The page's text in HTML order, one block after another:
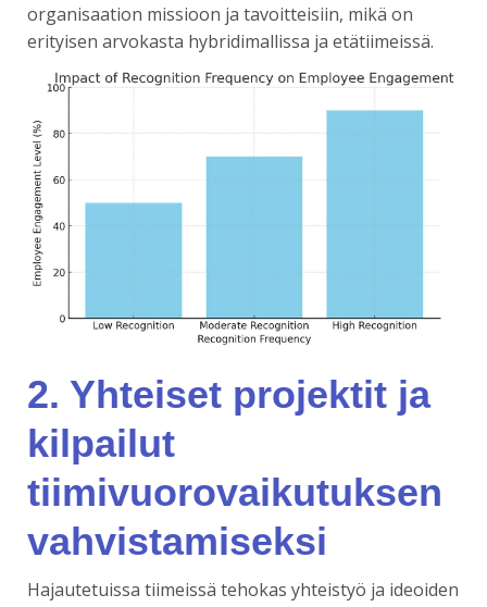
organisaation missioon ja tavoitteisiin, mikä on
erityisen arvokasta hybridimallissa ja etätiimeissä.
2. Yhteiset projektit ja
kilpailut
tiimivuorovaikutuksen
vahvistamiseksi
Hajautetuissa tiimeissä tehokas yhteistyö ja ideoiden